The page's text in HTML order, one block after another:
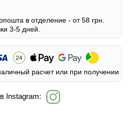
в отделение - от 58 грн.
3-5 дней.
расчет или при получении
Instagram: